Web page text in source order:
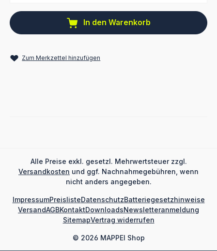
In den Warenkorb
Zum Merkzettel hinzufügen
Alle Preise exkl. gesetzl. Mehrwertsteuer zzgl.
Versandkosten und ggf. Nachnahmegebühren, wenn
nicht anders angegeben.
© 2026 MAPPEI Shop
ImpressumPreislisteDatenschutzBatteriegesetzhinweise
VersandAGBKontaktDownloadsNewsletteranmeldung
SitemapVertrag widerrufen